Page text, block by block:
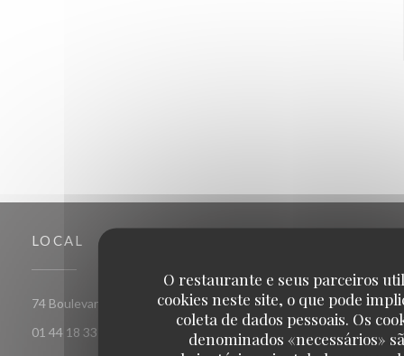
O restaurante e seus parceiros
cookies neste site, o que pode
coleta de dados pessoais. Os
denominados «necessários»
LOCAL
74 Boulevard de La Tour Maubourg 75007 PARIS((abre numa nova
01 44 18 33 26